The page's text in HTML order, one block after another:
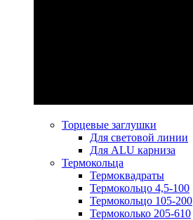
Торцевые заглушки
Для световой линии
Для ALU карниза
Термокольца
Термоквадраты
Термокольцо 4,5-100
Термокольцо 105-200
Термоколько 205-610